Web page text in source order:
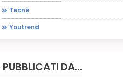
Tecnè
Youtrend
PUBBLICATI DA...